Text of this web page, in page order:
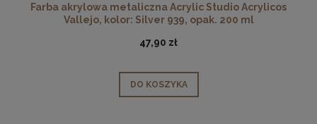
Farba akrylowa metaliczna Acrylic Studio Acrylicos
Vallejo, kolor: Silver 939, opak. 200 ml
47,90 zł
DO KOSZYKA